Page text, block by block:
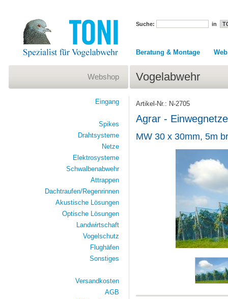
Suche: in
Beratung & Montage
Vogelabwehr
Artikel-Nr.: N-2705
Agrar -
MW 30 x 30mm, 5m
Webshop
Eingang
Spikes
Drahtsysteme
Netze
Elektrosysteme
Schwalbenabwehr
Attrappen
Dachtraufen/Regenrinnen
Akustische Lösungen
Optische Lösungen
Landwirtschaft
Vogelschutz
Flughäfen
Sonstiges
Versandkosten
AGB